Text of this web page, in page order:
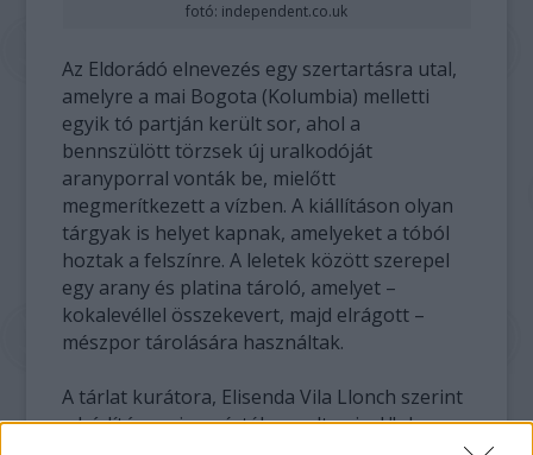
fotó: independent.co.uk
Az Eldorádó elnevezés egy szertartásra utal,
amelyre a mai Bogota (Kolumbia) melletti
egyik tó partján került sor, ahol a
bennszülött törzsek új uralkodóját
aranyporral vonták be, mielőtt
megmerítkezett a vízben. A kiállításon olyan
tárgyak is helyet kapnak, amelyeket a tóból
hoztak a felszínre. A leletek között szerepel
egy arany és platina tároló, amelyet –
kokalevéllel összekevert, majd elrágott –
mészpor tárolására használtak.
A tárlat kurátora, Elisenda Vila Llonch szerint
a bódítószer igen értékes volt, mivel "plusz